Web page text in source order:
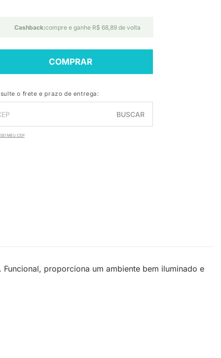
Cashback:compre e ganhe R$ 68,89 de volta
COMPRAR
o frete e prazo de entrega:
BUSCAR
MEU CEP
proporciona um ambiente bem iluminado e